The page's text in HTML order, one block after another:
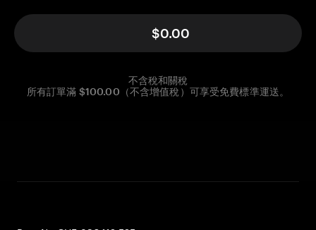
$0.00
不含稅和關稅
所有訂單滿 $100.00（不含增值稅）可享受免費標準運送。